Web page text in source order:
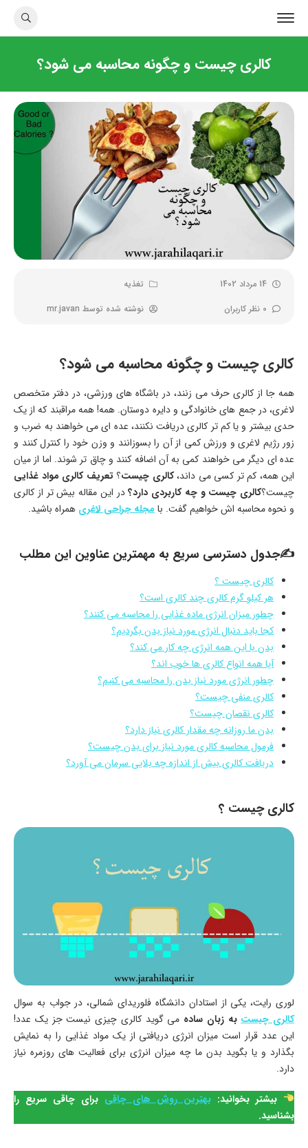
کالری چیست و چگونه محاسبه می شود؟
14 مرداد 1402
تغذیه
0 نظر کاربران
نوشته شده توسط mr.javan
کالری چیست و چگونه محاسبه می شود؟
همه جا از کالری حرف می زنند، در باشگاه های ورزشی، در دفتر متخصص
لاغری، در جمع های خانوادگی و دایره دوستان. همه! همه مراقبند که از یک
حدی بیشتر و یا کم تر کالری دریافت نکنند، عده ای می خواهند به ضرب و
زور رژیم لاغری و ورزش کمی از آن را بسوزانند و وزن خود را کنترل کنند و
عده ای دیگر می خواهند کمی به آن اضافه کنند و چاق تر شوند. اما از میان
این همه، کم تر کسی می داند،کالری چیست؟ تعریف کالری مواد غذایی
چیست؟کالری چیست و چه کاربردی دارد؟در این مقاله بیش تر از کالری
و نحوه محاسبه اش خواهیم گفت. بامجله جراحی لاغری همراه باشید.
✍جدول دسترسی سریع به مهمترین عناوین این مطلب
کالری چیست ؟
هر کیلو گرم کالری چند کالری است؟
چطور میزان انرژی ماده غذایی را محاسبه می کنند؟
کجا باید دنبال انرژی مورد نیاز بدن بگردیم؟
بدن با این همه انرژی چه کار می کند؟
آیا همه انواع کالری ها خوب اند؟
چطور انرژی مورد نیاز بدن را محاسبه می کنیم؟
کالری منفی چیست؟
کالری نقصان چیست؟
بدن ما روزانه چه مقدار کالری نیاز دارد؟
فرمول محاسبه کالری مورد نیاز برای بدن چیست؟
دریافت کالری بیش از اندازه چه بلایی سرمان می آورد؟
کالری چیست ؟
لوری رایت، یکی از استادان دانشگاه فلوریدای شمالی، در جواب به سوال
کالری چیستبه زبان ساده می گوید کالری چیزی نیست جز یک عدد!
این عدد قرار است میزان انرژی دریافتی از یک مواد غذایی را به نمایش
بگذارد و یا بگوید بدن ما چه میزان انرژی برای فعالیت های روزمره نیاز
دارد.
بیشتر بخوانید: بهترین روش های چاقی برای چاقی سریع را
بشناسید.